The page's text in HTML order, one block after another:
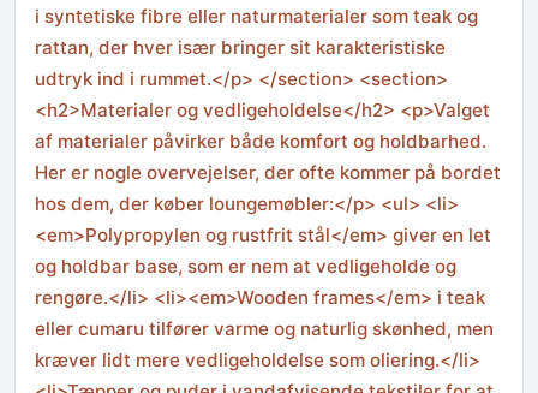
i syntetiske fibre eller naturmaterialer som teak og
rattan, der hver især bringer sit karakteristiske
udtryk ind i rummet.</p> </section> <section>
<h2>Materialer og vedligeholdelse</h2> <p>Valget
af materialer påvirker både komfort og holdbarhed.
Her er nogle overvejelser, der ofte kommer på bordet
hos dem, der køber loungemøbler:</p> <ul> <li>
<em>Polypropylen og rustfrit stål</em> giver en let
og holdbar base, som er nem at vedligeholde og
rengøre.</li> <li><em>Wooden frames</em> i teak
eller cumaru tilfører varme og naturlig skønhed, men
kræver lidt mere vedligeholdelse som oliering.</li>